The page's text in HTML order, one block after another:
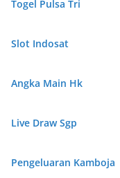
Togel Pulsa Tri
Slot Indosat
Angka Main Hk
Live Draw Sgp
Pengeluaran Kamboja